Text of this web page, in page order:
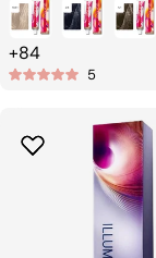
habituel
+84
5